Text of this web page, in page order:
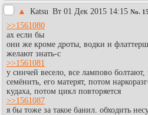
▲ Каtsu Вт 01 Дек 2015 14:15 No.
>>1561080
ах если бы
они же кроме дроты, водки и
желают знать-с
>>1561081
у синчей весело, все лампово
семёнить, его матерят, потом
кудаха, потом цикл повторяется
>>1561087
я бы тоже за такое банил. обходить